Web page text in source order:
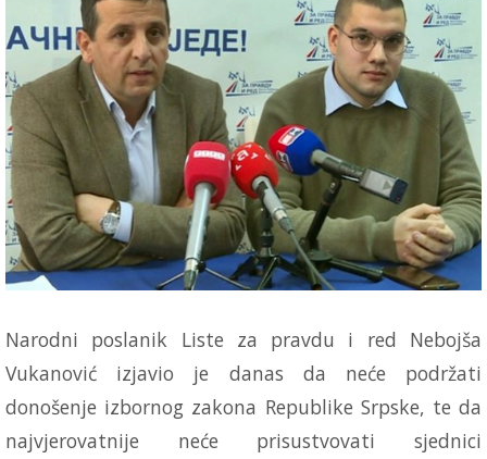
Narodni poslanik Liste za pravdu i red Nebojša
Vukanović izjavio je danas da neće podržati
donošenje izbornog zakona Republike Srpske, te da
najvjerovatnije neće prisustvovati sjednici